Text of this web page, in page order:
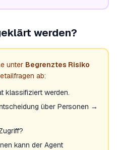
werden?
unter Begrenztes Risiko
ab:
klassifiziert werden.
über Personen →
kann der Agent